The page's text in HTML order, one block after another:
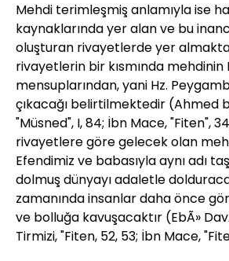
Mehdi terimleşmiş anlamıyla ise
kaynaklarında yer alan ve bu
oluşturan rivayetlerde yer
rivayetlerin bir kısmında mehdinin
mensuplarından, yani Hz.
çıkacağı belirtilmektedir (Ahmed
"Müsned", I, 84; İbn Mace, "Fiten",
rivayetlere göre gelecek olan
Efendimiz ve babasıyla aynı adı
dolmuş dünyayı adaletle
zamanında insanlar daha önce
ve bolluğa kavuşacaktır (EbÃ»
Tirmizi, "Fiten, 52, 53; İbn Mace,